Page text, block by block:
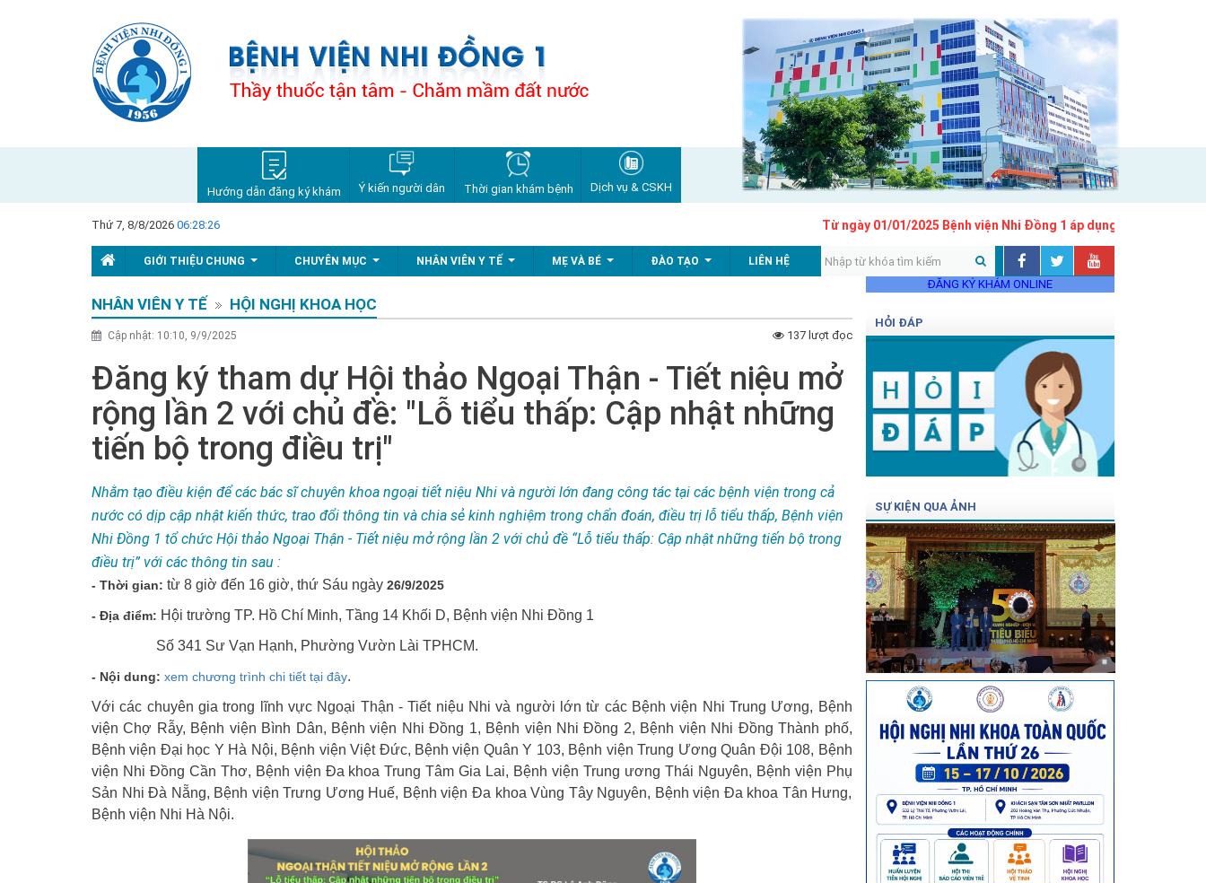
Thời gian khám bệnh
Hướng dẫn đăng ký khám Ý kiến người dân Dịch vụ & CSKH
Thứ 7, 8/8/2026 06:28:28 Từ ngày 01/01/2025 Bệnh viện Nhi Đồng 1 áp dụng khung giá khám
GIỚI THIỆU CHUNG CHUYÊN MỤC NHÂN VIÊN Y TẾ MẸ VÀ BÉ ĐÀO TẠO LIÊN HỆ
NHÂN VIÊN Y TẾ HỘI NGHỊ KHOA HỌC
Cập nhật: 10:10, 9/9/2025 137 lượt đọc
Đăng ký tham dự Hội thảo Ngoại Thận - Tiết niệu mở
rộng lần 2 với chủ đề: "Lỗ tiểu thấp: Cập nhật những
tiến bộ trong điều trị"
Nhằm tạo điều kiện để các bác sĩ chuyên khoa ngoại tiết niệu Nhi và người lớn đang công tác tại các bệnh viện trong cả
nước có dịp cập nhật kiến thức, trao đổi thông tin và chia sẻ kinh nghiệm trong chẩn đoán, điều trị lỗ tiểu thấp, Bệnh viện
Nhi Đồng 1 tổ chức Hội thảo Ngoại Thận - Tiết niệu mở rộng lần 2 với chủ đề “Lỗ tiểu thấp: Cập nhật những tiến bộ trong
điều trị” với các thông tin sau :
- Thời gian: từ 8 giờ đến 16 giờ, thứ Sáu ngày 26/9/2025
- Địa điểm: Hội trường TP. Hồ Chí Minh, Tầng 14 Khối D, Bệnh viện Nhi Đồng 1
Số 341 Sư Vạn Hạnh, Phường Vườn Lài TPHCM.
- Nội dung: xem chương trình chi tiết tại đây.
Với các chuyên gia trong lĩnh vực Ngoại Thận - Tiết niệu Nhi và người lớn từ các Bệnh viện Nhi Trung Ương, Bệnh
viện Chợ Rẫy, Bệnh viện Bình Dân, Bệnh viện Nhi Đồng 1, Bệnh viện Nhi Đồng 2, Bệnh viện Nhi Đồng Thành phố,
Bệnh viện Đại học Y Hà Nội, Bệnh viện Việt Đức, Bệnh viện Quân Y 103, Bệnh viện Trung Ương Quân Đội 108, Bệnh
viện Nhi Đồng Cần Thơ, Bệnh viện Đa khoa Trung Tâm Gia Lai, Bệnh viện Trung ương Thái Nguyên, Bệnh viện Phụ
Sản Nhi Đà Nẵng, Bệnh viện Trưng Ương Huế, Bệnh viện Đa khoa Vùng Tây Nguyên, Bệnh viện Đa khoa Tân Hưng,
Bệnh viện Nhi Hà Nội.
ĐĂNG KÝ KHÁM ONLINE
HỎI ĐÁP
SỰ KIỆN QUA ẢNH
ảnh bv